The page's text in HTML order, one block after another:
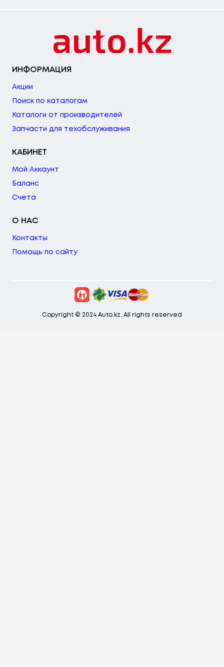
ИНФОРМАЦИЯ
Акции
Поиск по каталогам
Каталоги от производителей
Запчасти для техобслуживания
КАБИНЕТ
Мой Аккаунт
Баланс
Счета
О НАС
Контакты
Помощь по сайту
Copyright © 2024 Auto.kz. All rights reserved